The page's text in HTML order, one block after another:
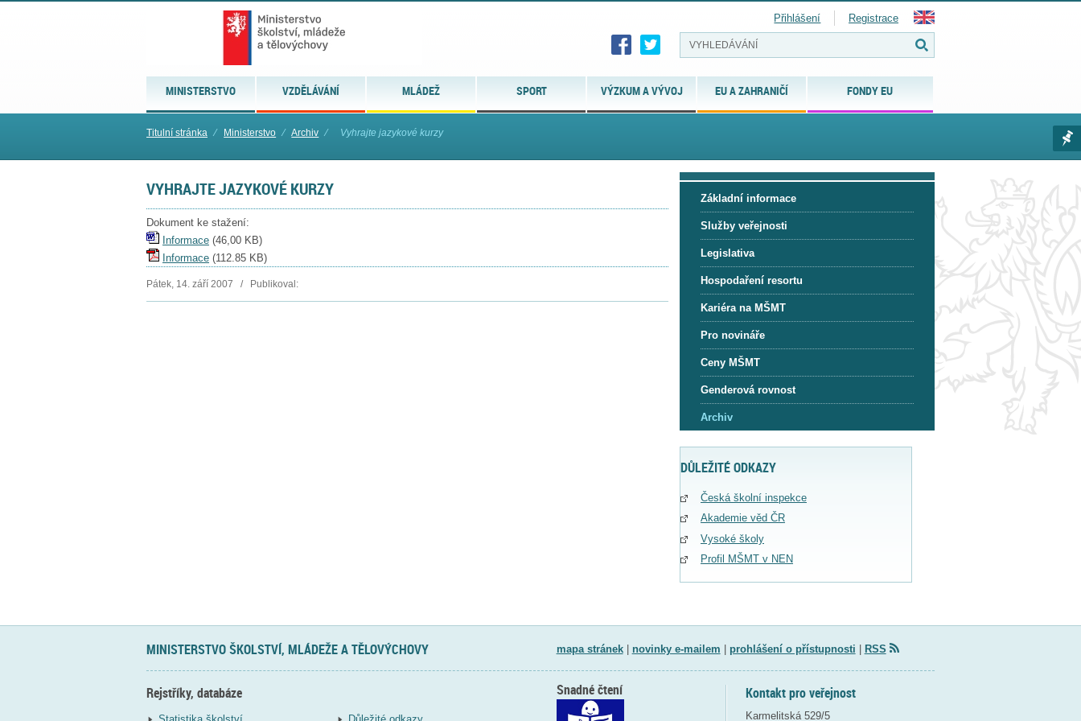
MINISTERSTVO VZDĚLÁVÁNÍ MLÁDEŽ SPORT VÝZKUM A VÝVOJ EU A ZAHRANIČÍ FONDY EU
Přihlášení Registrace
Titulní stránka ⁄ Ministerstvo ⁄ Archiv ⁄ Vyhrajte jazykové kurzy
VYHRAJTE JAZYKOVÉ KURZY
Dokument ke stažení:
Informace (46,00 KB)
Informace (112.85 KB)
Pátek, 14. září 2007 / Publikoval:
Základní informace
Služby veřejnosti
Legislativa
Hospodaření resortu
Kariéra na MŠMT
Pro novináře
Ceny MŠMT
Genderová rovnost
Archiv
DŮLEŽITÉ ODKAZY
Česká školní inspekce
Akademie věd ČR
Vysoké školy
Profil MŠMT v NEN
MINISTERSTVO ŠKOLSTVÍ, MLÁDEŽE A TĚLOVÝCHOVY mapa stránek| novinky e-mailem prohlášení o přístupnosti RSS
Rejstříky, databáze Kontakt pro veřejnost
Karmelitská 529/5
Snadné čtení